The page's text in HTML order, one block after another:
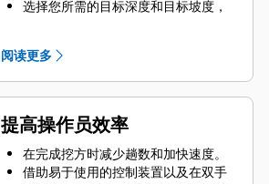
选择您所需的目标深度和目标坡度，
发出高度和深度警告以表明目标坡度
或障碍物。
使用操纵手柄命令、触摸屏界面或拨
轮盘，可以轻松调整目标深度和坡
度。
在驾驶室内即可开始挖掘和轻松检查
坡度。
阅读更多
提高操作员效率
在完成挖方时减少趟数和加快速度。
借助易于使用的控制装置以及在双手